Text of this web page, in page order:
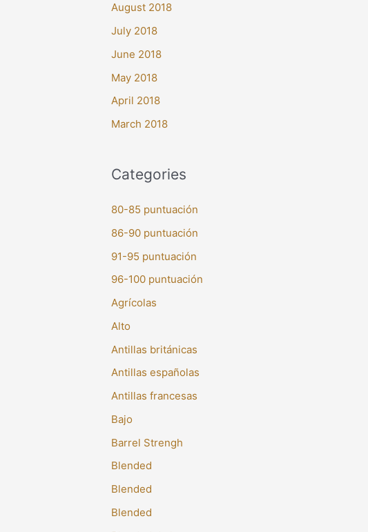
August 2018
July 2018
June 2018
May 2018
April 2018
March 2018
Categories
80-85 puntuación
86-90 puntuación
91-95 puntuación
96-100 puntuación
Agrícolas
Alto
Antillas británicas
Antillas españolas
Antillas francesas
Bajo
Barrel Strengh
Blended
Blended
Blended